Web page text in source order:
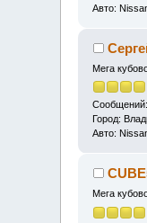
Авто:
Мега
Город:
Авто:
Мега